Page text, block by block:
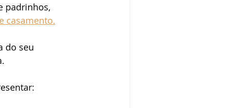
Lista de casamento
SP
padrinhos,
casamento.
do seu